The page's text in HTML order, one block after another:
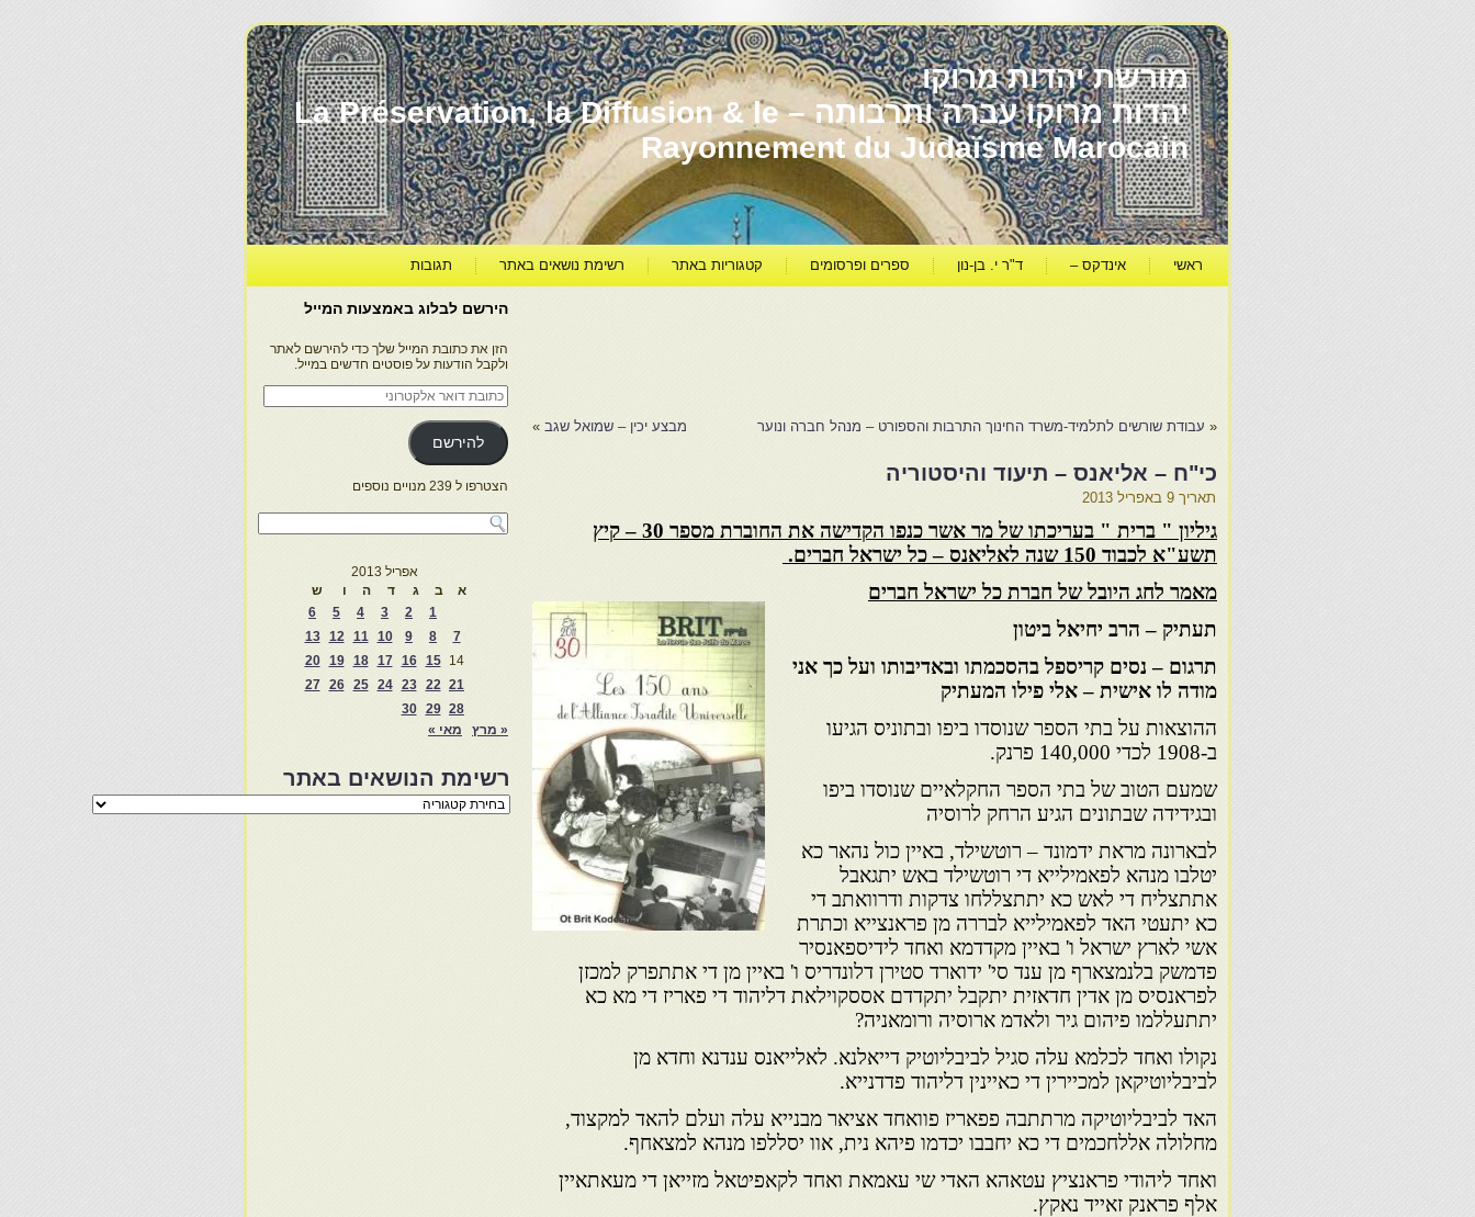
מורשת יהדות מרוקו
יהדות מרוקו עברה ותרבותה – La Préservation, la Diffusion & le
Rayonnement du Judaïsme Marocain
ראשי אינדקס – ד"ר י. בן-נון ספרים ופרסומים קטגוריות באתר רשימת נושאים באתר תגובות
« עבודת שורשים לתלמיד-משרד החינוך התרבות והספורט – מנהל חברה ונוער מבצע יכין – שמואל שגב »
כי"ח – אליאנס – תיעוד והיסטוריה
תאריך 9 באפריל 2013
גיליון " ברית " בעריכתו של מר אשר כנפו הקדישה את החוברת מספר 30 – קיץ
תשע"א לכבוד 150 שנה לאליאנס – כל ישראל חברים.
מאמר לחג היובל של חברת כל ישראל חברים
תעתיק – הרב יחיאל ביטון
תרגום – נסים קריספל בהסכמתו ובאדיבותו ועל כך אני
מודה לו אישית – אלי פילו המעתיק
ההוצאות על בתי הספר שנוסדו ביפו ובתוניס הגיעו
ב-1908 לכדי 140,000 פרנק.
שמעם הטוב של בתי הספר החקלאיים שנוסדו ביפו
ובגידידה שבתונים הגיע הרחק לרוסיה
לבארונה מראת ידמונד – רוטשילד, באיין כול נהאר כא
יטלבו מנהא לפאמילייא די רוטשילד באש יתגאבל
אתתצליח די לאש כא יתתצללחו צדקות ודרוואתב די
כא יתעטי האד לפאמילייא לבררה מן פראנצייא וכתרת
אשי לארץ ישראל ו' באיין מקדדמא ואחד לידיספאנסיר
פדמשק בלנמצארף מן ענד סי' ידוארד סטירן דלונדריס ו' באיין מן די אתתפרק למכזן
לפראנסיס מן אדין חדאזית יתקבל יתקדדם אססקוילאת דליהוד די פאריז די מא כא
יתתעללמו פיהום גיר ולאדמ ארוסיה ורומאניה?
נקולו ואחד לכלמא עלה סגיל לביבליוטיק דייאלנא. לאלייאנס ענדנא וחדא מן
לביבליוטיקאן למכיירין די כאיינין דליהוד פדדנייא.
האד לביבליוטיקה מרתתבה פפאריז פוואחד אציאר מבנייא עלה ועלם להאד למקצוד,
מחלולה אללחכמים די כא יחבבו יכדמו פיהא נית, אוו יסללפו מנהא למצאחף.
ואחד ליהודי פראנציץ עטאהא האדי שי עאמאת ואחד לקאפיטאל מזייאן די מעאתאיין
אלף פראנק זאייד נאקץ.
הירשם לבלוג באמצעות המייל
הזן את כתובת המייל שלך כדי להירשם לאתר
ולקבל הודעות על פוסטים חדשים במייל.
כתובת
דואר
אלקטרוני
להירשם
הצטרפו ל 239 מנויים נוספים
אפריל 2013
א
ב ג ד ה ו
ש
1
2
3
4
5
6
7
8
9
10
11
12
13
14
15
16
17
18
19
20
21
22
23
24
25
26
27
28
29
30
« מרץ
מאי »
רשימת הנושאים באתר
רשימת
הנושאים